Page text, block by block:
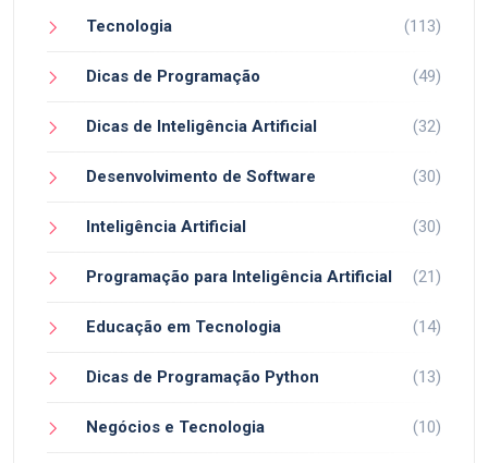
Tecnologia (113)
Dicas de Programação (49)
Dicas de Inteligência Artificial (32)
Desenvolvimento de Software (30)
Inteligência Artificial (30)
Programação para Inteligência Artificial (21)
Educação em Tecnologia (14)
Dicas de Programação Python (13)
Negócios e Tecnologia (10)